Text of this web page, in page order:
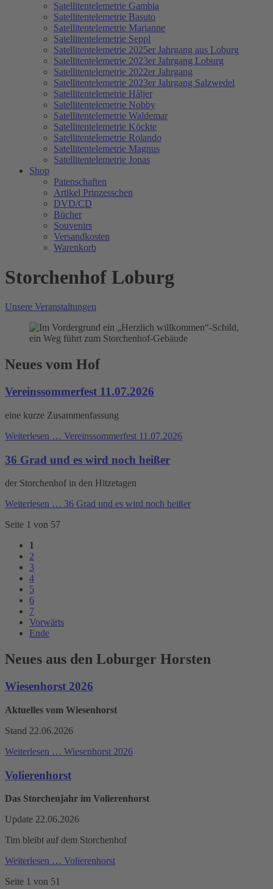
Satellitentelemetrie Gambia
Satellitentelemetrie Basuto
Satellitentelemetrie Marianne
Satellitentelemetrie Seppl
Satellitentelemetrie 2025er Jahrgang aus Loburg
Satellitentelemetrie 2023er Jahrgang Loburg
Satellitentelemetrie 2022er Jahrgang
Satellitentelemetrie 2023er Jahrgang Salzwedel
Satellitentelemetrie Håljer
Satellitentelemetrie Nobby
Satellitentelemetrie Waldemar
Satellitentelemetrie Köckte
Satellitentelemetrie Rolando
Satellitentelemetrie Magnus
Satellitentelemetrie Jonas
Shop
Patenschaften
Artikel Prinzesschen
DVD/CD
Bücher
Souvenirs
Versandkosten
Warenkorb
Storchenhof Loburg
Unsere Veranstaltungen
Neues vom Hof
Vereinssommerfest 11.07.2026
eine kurze Zusammenfassung
Weiterlesen … Vereinssommerfest 11.07.2026
36 Grad und es wird noch heißer
der Storchenhof in den Hitzetagen
Weiterlesen … 36 Grad und es wird noch heißer
Seite 1 von 57
1
2
3
4
5
6
7
Vorwärts
Ende
Neues aus den Loburger Horsten
Wiesenhorst 2026
Aktuelles vom Wiesenhorst
Stand 22.06.2026
Weiterlesen … Wiesenhorst 2026
Volierenhorst
Das Storchenjahr im Volierenhorst
Update 22.06.2026
Tim bleibt auf dem Storchenhof
Weiterlesen … Volierenhorst
Seite 1 von 51